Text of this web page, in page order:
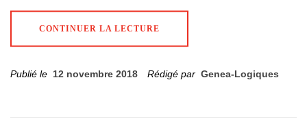
CONTINUER LA LECTURE
Publié le 12 novembre 2018 Rédigé par Genea-Logiques